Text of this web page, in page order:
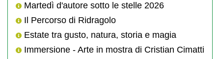
Martedì d'autore sotto le stelle 2026
Il Percorso di Ridragolo
Estate tra gusto, natura, storia e magia
Immersione - Arte in mostra di Cristian Cimatti